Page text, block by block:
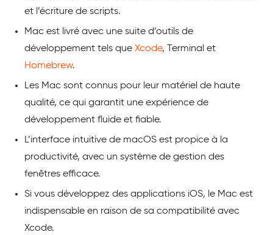
et l’écriture de scripts.
Mac est livré avec une suite d’outils de
développement tels que Xcode, Terminal et
Homebrew.
Les Mac sont connus pour leur matériel de haute
qualité, ce qui garantit une expérience de
développement fluide et fiable.
L’interface intuitive de macOS est propice à la
productivité, avec un système de gestion des
fenêtres efficace.
Si vous développez des applications iOS, le Mac est
indispensable en raison de sa compatibilité avec
Xcode.